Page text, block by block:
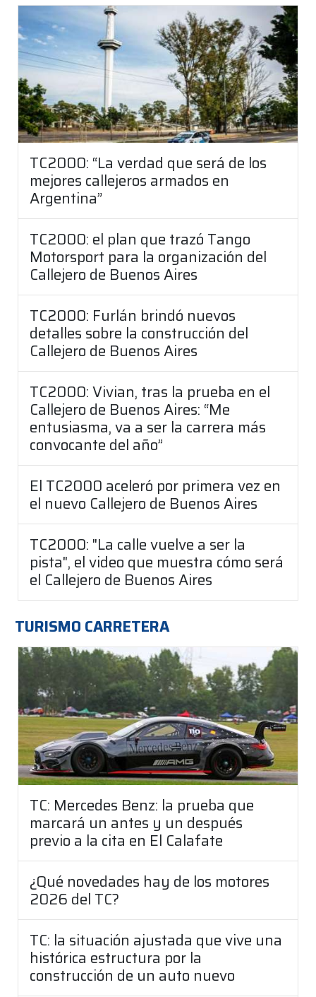
TC2000: “La verdad que será de los
mejores callejeros armados en
Argentina”
TC2000: el plan que trazó Tango
Motorsport para la organización del
Callejero de Buenos Aires
TC2000: Furlán brindó nuevos
detalles sobre la construcción del
Callejero de Buenos Aires
TC2000: Vivian, tras la prueba en el
Callejero de Buenos Aires: “Me
entusiasma, va a ser la carrera más
convocante del año”
El TC2000 aceleró por primera vez en
el nuevo Callejero de Buenos Aires
TC2000: "La calle vuelve a ser la
pista", el video que muestra cómo será
el Callejero de Buenos Aires
TURISMO CARRETERA
TC: Mercedes Benz: la prueba que
marcará un antes y un después
previo a la cita en El Calafate
¿Qué novedades hay de los motores
2026 del TC?
TC: la situación ajustada que vive una
histórica estructura por la
construcción de un auto nuevo